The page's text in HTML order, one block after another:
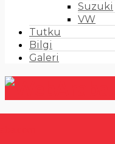
Suzuki
VW
Tutku
Bilgi
Galeri